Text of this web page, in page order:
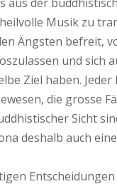
Musik zu
Ängsten befreit,
und
Ziel haben.
die grosse
Sicht
deshalb auch